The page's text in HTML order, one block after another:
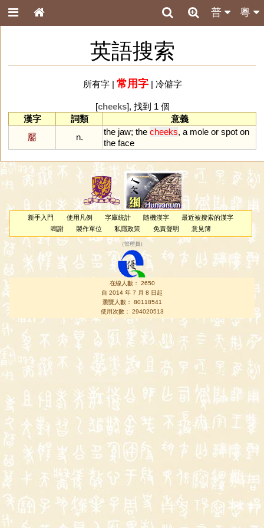
粵
普
英語搜索
所有字| 常用字| 冷僻字
[cheeks], 找到 1 個
漢字
詞類
意義
靨
n.
the jaw; the cheeks, a mole or spot on
the face
新手入門 使用凡例 字庫統計 隨機漢字
最近被搜索的漢字
鳴謝
製作單位 私隱政策 免責聲明 意見簿
（管理員 ）
在線人數： 2650
自 2014 年 7 月 8 日起
瀏覽人數： 80118541
使用次數： 294020513